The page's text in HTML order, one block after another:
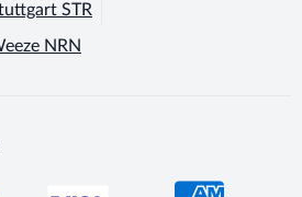
STR
NRN